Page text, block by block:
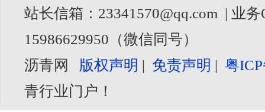
站长信箱：23341570@qq.com | 业
15986629950（微信同号）
沥青网 版权声明 | 免责声明 | 粤
青行业门户！